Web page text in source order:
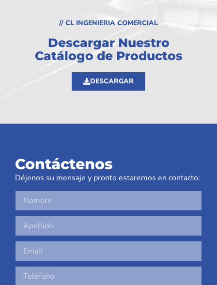
// CL INGENIERIA COMERCIAL
Descargar Nuestro
Catálogo de Productos
DESCARGAR
Contáctenos
Déjenos su mensaje y pronto estaremos en contacto: